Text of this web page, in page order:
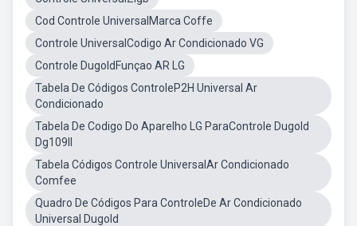
Cod Controle UniversalMarca Coffe
Controle UniversalCodigo Ar Condicionado VG
Controle DugoldFunçao AR LG
Tabela De Códigos ControleP2H Universal Ar
Condicionado
Tabela De Codigo Do Aparelho LG ParaControle Dugold
Dg109ll
Tabela Códigos Controle UniversalAr Condicionado
Comfee
Quadro De Códigos Para ControleDe Ar Condicionado
Universal Dugold